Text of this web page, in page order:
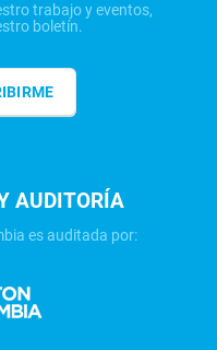
trabajo y eventos,
boletín.
AUDITORÍA
es auditada por: